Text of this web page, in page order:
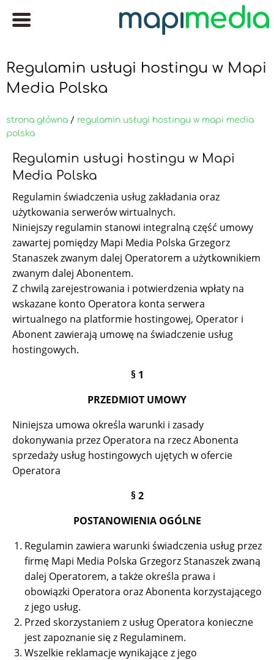
Regulamin usługi hostingu w Mapi
Media Polska
strona główna / regulamin usługi hostingu w mapi media
polska
Regulamin usługi hostingu w Mapi
Media Polska
Regulamin świadczenia usług zakładania oraz
użytkowania serwerów wirtualnych.
Niniejszy regulamin stanowi integralną część umowy
zawartej pomiędzy Mapi Media Polska Grzegorz
Stanaszek zwanym dalej Operatorem a użytkownikiem
zwanym dalej Abonentem.
Z chwilą zarejestrowania i potwierdzenia wpłaty na
wskazane konto Operatora konta serwera
wirtualnego na platformie hostingowej, Operator i
Abonent zawierają umowę na świadczenie usług
hostingowych.
§ 1
PRZEDMIOT UMOWY
Niniejsza umowa określa warunki i zasady
dokonywania przez Operatora na rzecz Abonenta
sprzedaży usług hostingowych ujętych w ofercie
Operatora
§ 2
POSTANOWIENIA OGÓLNE
Regulamin zawiera warunki świadczenia usług przez
firmę Mapi Media Polska Grzegorz Stanaszek zwaną
dalej Operatorem, a także określa prawa i
obowiązki Operatora oraz Abonenta korzystającego
z jego usług.
Przed skorzystaniem z usług Operatora konieczne
jest zapoznanie się z Regulaminem.
Wszelkie reklamacje wynikające z jego